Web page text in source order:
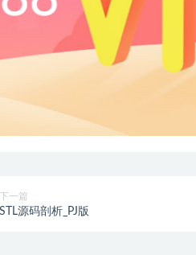
下一篇
STL源码剖析_PJ版